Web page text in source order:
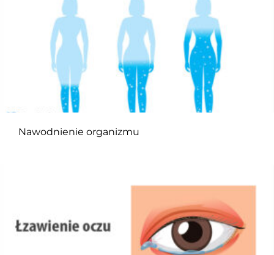
Nawodnienie organizmu